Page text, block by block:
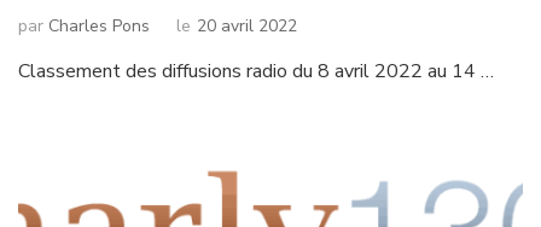
par Charles Pons le 20 avril 2022
Classement des diffusions radio du 8 avril 2022 au 14 …